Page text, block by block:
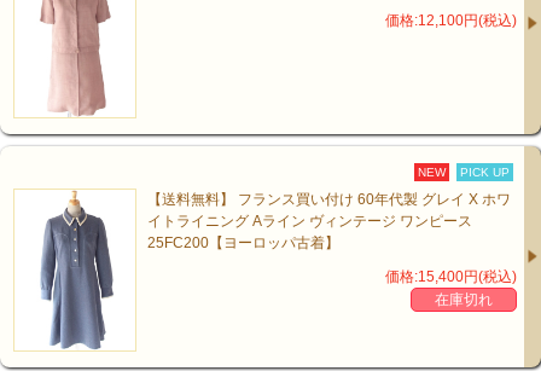
価格:12,100円(税込)
NEW PICK UP
【送料無料】 フランス買い付け 60年代製 グレイ X ホワ
イトライニング Aライン ヴィンテージ ワンピース
25FC200【ヨーロッパ古着】
価格:15,400円(税込)
在庫切れ